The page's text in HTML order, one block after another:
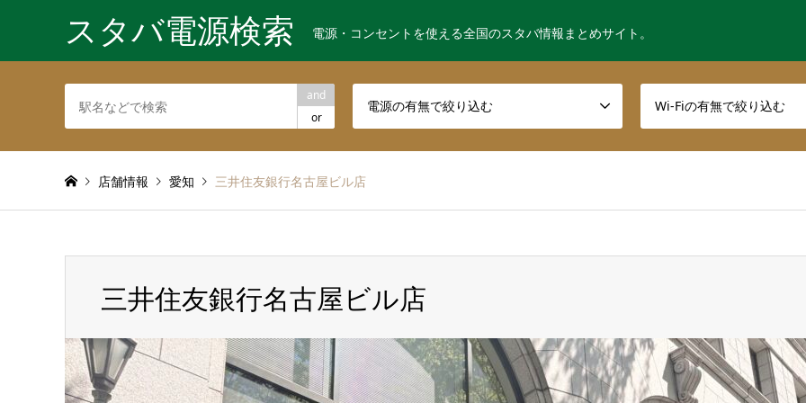
スタバ電源検索 電源・コンセントを使える全国のスタバ情報まとめサイト。
and
or
電源の有無で絞り込む Wi-Fiの有無で絞り込む
店舗情報 愛知 三井住友銀行名古屋ビル店
三井住友銀行名古屋ビル店